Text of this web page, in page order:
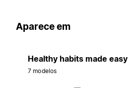
Aparece em
Healthy habits made easy
7 modelos